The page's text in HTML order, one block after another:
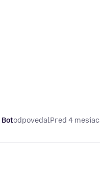
BotodpovedalPred 4